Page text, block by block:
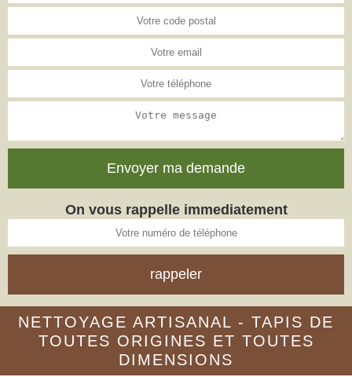
On vous rappelle immediatement
NETTOYAGE ARTISANAL - TAPIS DE
TOUTES ORIGINES ET TOUTES
DIMENSIONS